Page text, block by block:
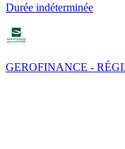
Durée indéterminée
GEROFINANCE -